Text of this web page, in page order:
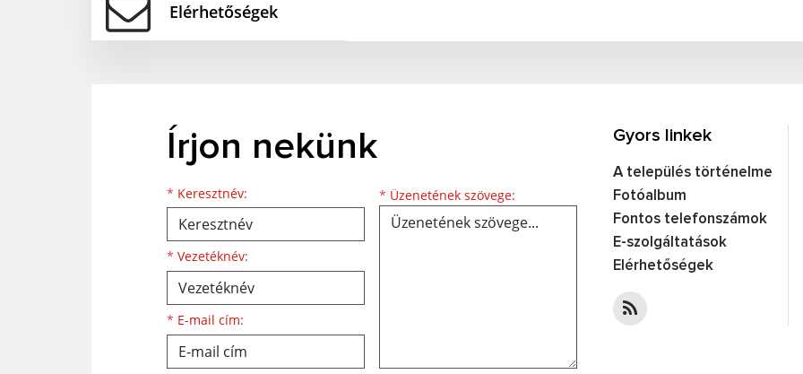
Elérhetőségek
Írjon nekünk
* Keresztnév:
Keresztnév
* Vezetéknév:
Vezetéknév
* E-mail cím:
E-mail cím * Üzenetének szövege: Üzenetének szövege...
Gyors linkek
A település történelme
Fotóalbum
Fontos telefonszámok
E-szolgáltatások
Elérhetőségek